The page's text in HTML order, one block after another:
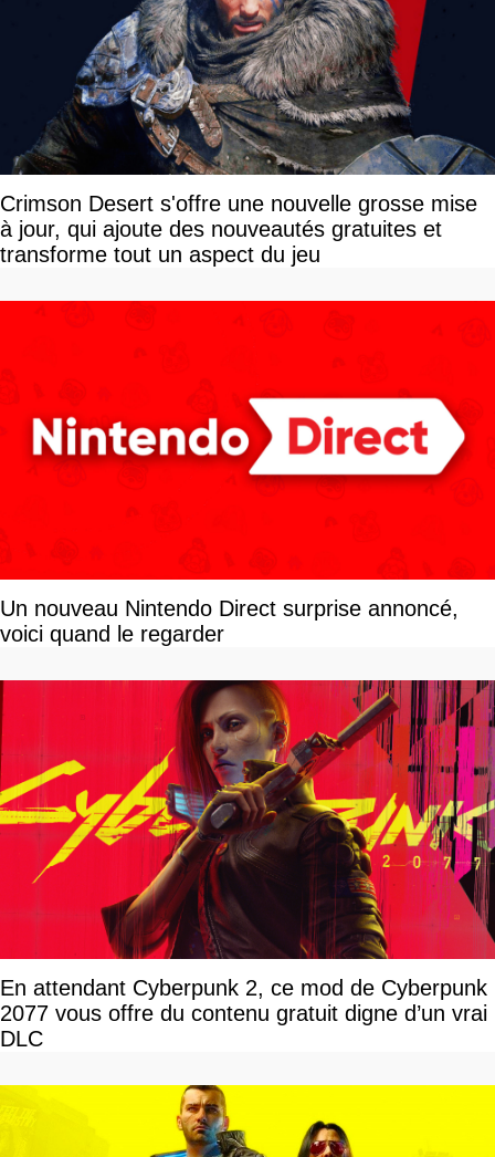
Crimson Desert s'offre une nouvelle grosse mise
à jour, qui ajoute des nouveautés gratuites et
transforme tout un aspect du jeu
Un nouveau Nintendo Direct surprise annoncé,
voici quand le regarder
En attendant Cyberpunk 2, ce mod de Cyberpunk
2077 vous offre du contenu gratuit digne d’un vrai
DLC